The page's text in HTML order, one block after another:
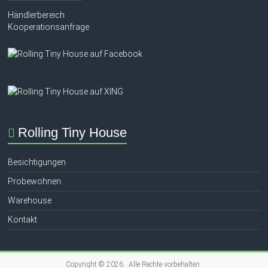
Händlerbereich
Kooperationsanfrage
Rolling Tiny House
Besichtigungen
Probewohnen
Warehouse
Kontakt
Copyright © 2026 . Alle Rechte vorbehalten.